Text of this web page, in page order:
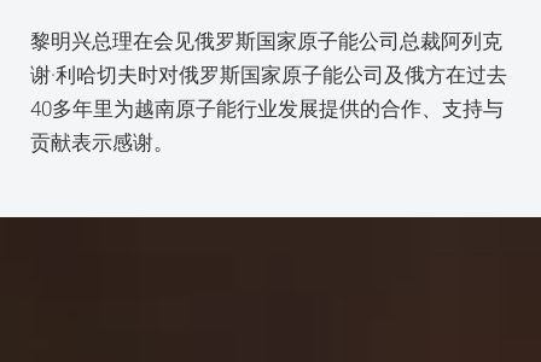
黎明兴总理在会见俄罗斯国家原子能公司总裁阿列克
谢·利哈切夫时对俄罗斯国家原子能公司及俄方在过去
40多年里为越南原子能行业发展提供的合作、支持与
贡献表示感谢。